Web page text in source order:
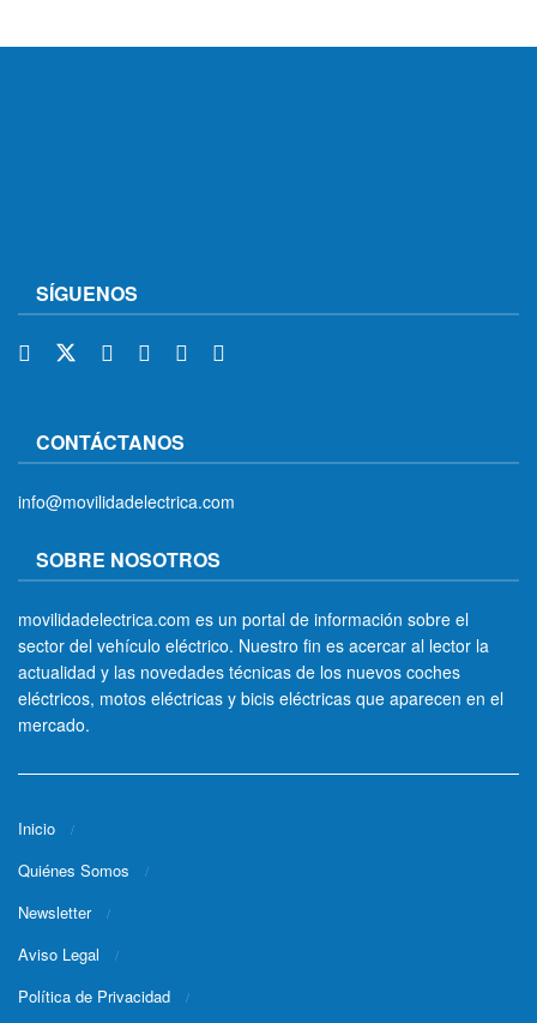
SÍGUENOS
CONTÁCTANOS
info@movilidadelectrica.com
SOBRE NOSOTROS
movilidadelectrica.com es un portal de información sobre el
sector del vehículo eléctrico. Nuestro fin es acercar al lector la
actualidad y las novedades técnicas de los nuevos coches
eléctricos, motos eléctricas y bicis eléctricas que aparecen en el
mercado.
Inicio
Quiénes Somos
Newsletter
Aviso Legal
Política de Privacidad